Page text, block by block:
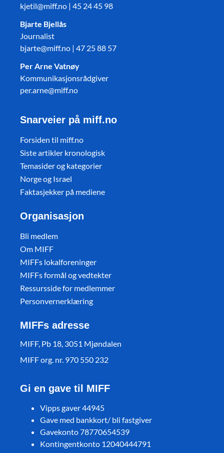
kjetil@miff.no | 45 24 45 98
Bjarte Bjellås
Journalist
bjarte@miff.no | 47 25 88 57
Per Arne Vatnøy
Kommunikasjonsrådgiver
per.arne@miff.no
Snarveier på miff.no
Forsiden til miff.no
Siste artikler kronologisk
Temasider og kategorier
Norge og Israel
Faktasjekker på mediene
Organisasjon
Bli medlem
Om MIFF
MIFFs lokalforeninger
MIFFs formål og vedtekter
Ressursside for medlemmer
Personvernerklæring
MIFFs adresse
MIFF, Pb 18, 3051 Mjøndalen
MIFF org. nr. 970 550 232
Gi en gave til MIFF
Vipps gaver 44945
Gave med bankkort/ bli fastgiver
Gavekonto 78770654539
Kontingentkonto 12040444791